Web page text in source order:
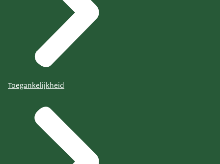
Toegankelijkheid